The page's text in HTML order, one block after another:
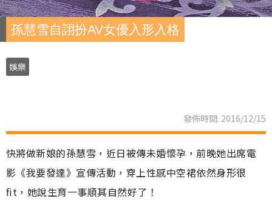
孫慧雪自詡扮AV女優入形入格
娛樂
發佈時間: 2016/12/15
快將做新娘的孫慧雪，近日被傳未婚懷孕，前晚她出席電
影《我要發達》宣傳活動，穿上性感中空裙依然身形很
fit，她說生育一事順其自然好了！